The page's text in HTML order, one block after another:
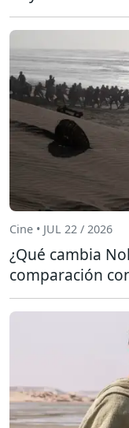
Cine • JUL 22 / 2026
¿Qué cambia
comparación